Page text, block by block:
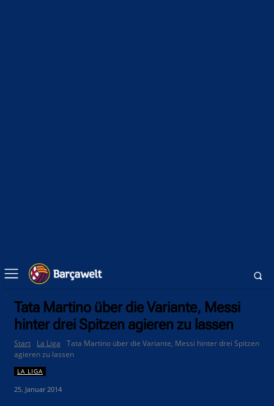
Tata Martino über die Variante, Messi
hinter drei Spitzen agieren zu lassen
Start La Liga
Tata Martino über die Variante, Messi hinter drei Spitzen
agieren zu lassen
LA LIGA
25. Januar 2014